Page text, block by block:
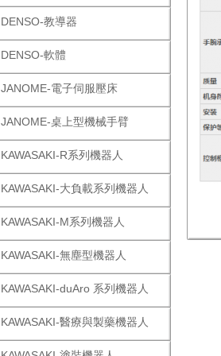
DENSO-教導器
DENSO-軟體
JANOME-電子伺服壓床
JANOME-桌上型機械手臂
KAWASAKI-R系列機器人
KAWASAKI-大負載系列機器人
KAWASAKI-M系列機器人
KAWASAKI-無塵型機器人
KAWASAKI-duAro 系列機器人
KAWASAKI-醫療與製藥機器人